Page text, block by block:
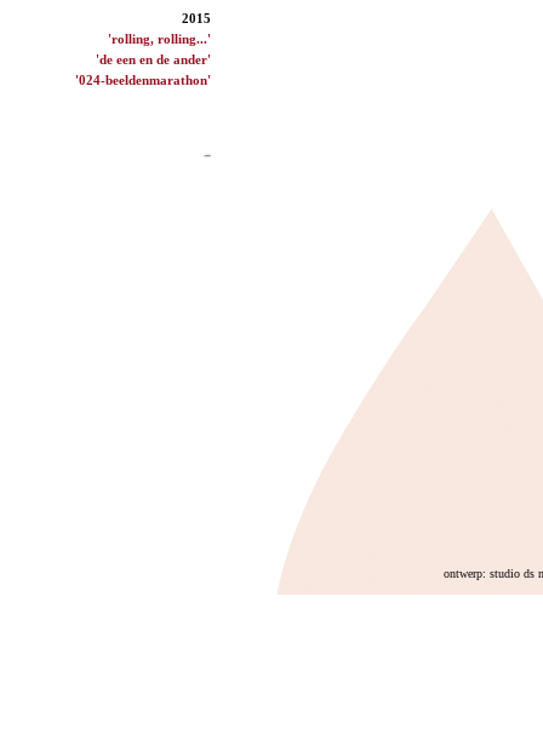
2015
'rolling, rolling...'
'de een en de ander'
'024-beeldenmarathon'
ontwerp: studio ds